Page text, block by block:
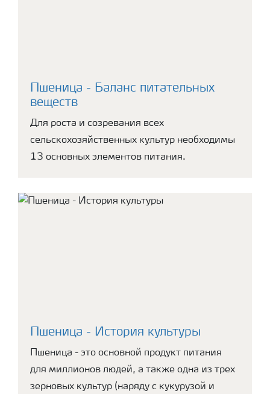
Пшеница - Баланс питательных
веществ
Для роста и созревания всех
сельскохозяйственных культур необходимы
13 основных элементов питания.
Пшеница - История культуры
Пшеница - это основной продукт питания
для миллионов людей, а также одна из трех
зерновых культур (наряду с кукурузой и